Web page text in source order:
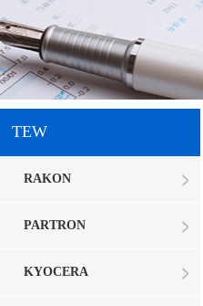
TEW
RAKON
PARTRON
KYOCERA